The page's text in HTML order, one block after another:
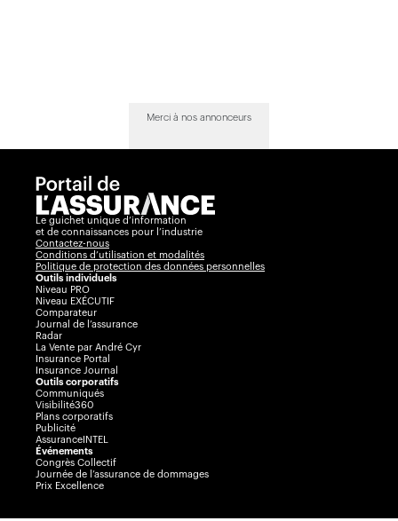
Merci à nos annonceurs
Le guichet unique d’information
et de connaissances pour l’industrie
Contactez-nous
Conditions d’utilisation et modalités
Politique de protection des données personnelles
Outils individuels
Niveau PRO
Niveau EXÉCUTIF
Comparateur
Journal de l’assurance
Radar
La Vente par André Cyr
Insurance Portal
Insurance Journal
Outils corporatifs
Communiqués
Visibilité360
Plans corporatifs
Publicité
AssuranceINTEL
Événements
Congrès Collectif
Journée de l’assurance de dommages
Prix Excellence